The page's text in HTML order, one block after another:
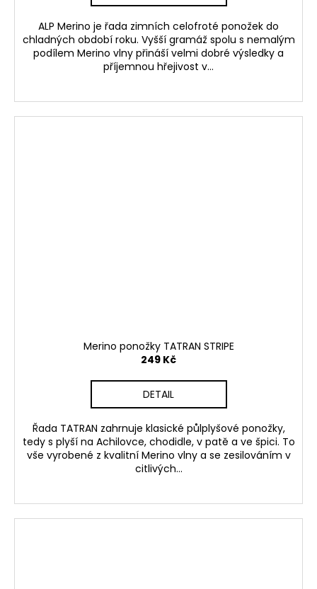
ALP Merino je řada zimních celofroté ponožek do
chladných období roku. Vyšší gramáž spolu s nemalým
podílem Merino vlny přináší velmi dobré výsledky a
příjemnou hřejivost v...
Merino ponožky TATRAN STRIPE
249 Kč
DETAIL
Řada TATRAN zahrnuje klasické půlplyšové ponožky,
tedy s plyší na Achilovce, chodidle, v patě a ve špici. To
vše vyrobené z kvalitní Merino vlny a se zesilováním v
citlivých...